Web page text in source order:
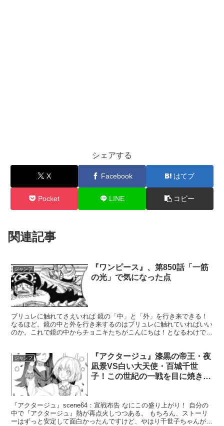
シェアする
X Facebook はてブ
Pocket LINE コピー
関連記事
ジャンプ
『ワンピース』、第850話「一筋
の光」で気になった点
ブリュレに触れてさえいれば 鏡の「中」と「外」を行き来できる！
なるほど。鏡の中と外を行き来するのはブリュレに触れていればいい
のか。これで鏡の中からチョニキたちがこんにちは！となるわけです
ジャンプ
『アクタージュ』漆黒の帝王・夜
凪景VS白い大天使・百城千世
子！この世紀の一戦を目に焼き付
『アクタージュ』scene64：宣戦布告 なにこの盛り上がり！ 自分の
中で『アクタージュ』熱が再点火しつつある。 もちろん、ストーリ
ーはずっと安定して面白かったんですけど、やはり千世子ちゃんが表